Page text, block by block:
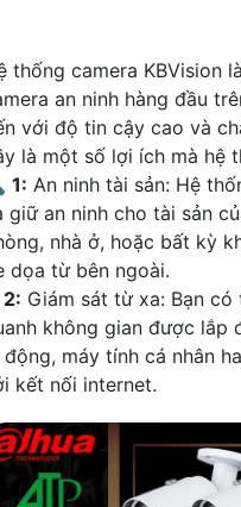
thống camera KBVision
an ninh hàng đầu
với độ tin cậy cao và
là một số lợi ích mà hệ
1: An ninh tài sản: Hệ
giữ an ninh cho tài sản
nhà ở, hoặc bất kỳ
dọa từ bên ngoài.
2: Giám sát từ xa: Bạn
không gian được lắp
máy tính cá nhân
kết nối internet.